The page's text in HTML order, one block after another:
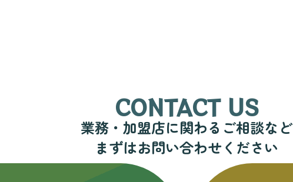
CONTACT US
業務・加盟店に関わるご相談など
まずはお問い合わせください